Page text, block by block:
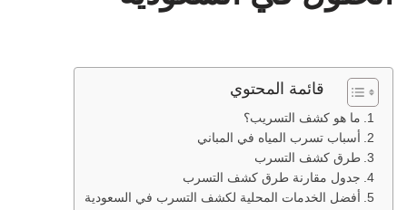
قائمة المحتوي
ما هو كشف التسريب؟
أسباب تسرب المياه في المباني
طرق كشف التسرب
جدول مقارنة طرق كشف التسرب
أفضل الخدمات المحلية لكشف التسرب في السعودية